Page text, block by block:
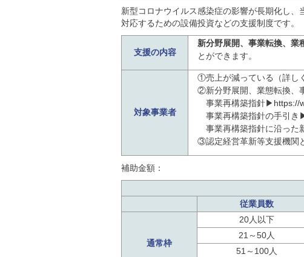
新型コロナウイルス感染症の影響が長期化し
対応するための設備投資などの支援制度です。
支援の内容
新分野展開、事業転換、業
とができます。
対象事業者
①売上が減っている（詳し
②新分野展開、業態転換、
事業再構築指針▶ https://
事業再構築指針の手引き
事業再構築指針に沿った
③認定経営革新等支援機関
補助金額：
従業員数
通常枠
20人以下
21～50人
51～100人